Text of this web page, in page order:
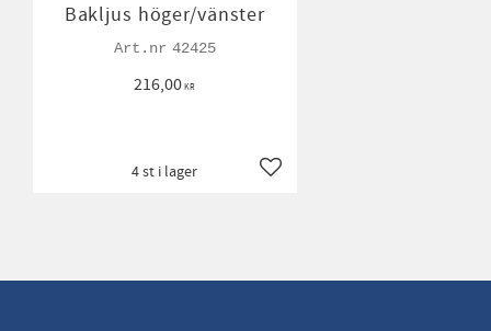
Bakljus höger/vänster
42425
216,00KR
Lägg till i favoriter
4 st i lager